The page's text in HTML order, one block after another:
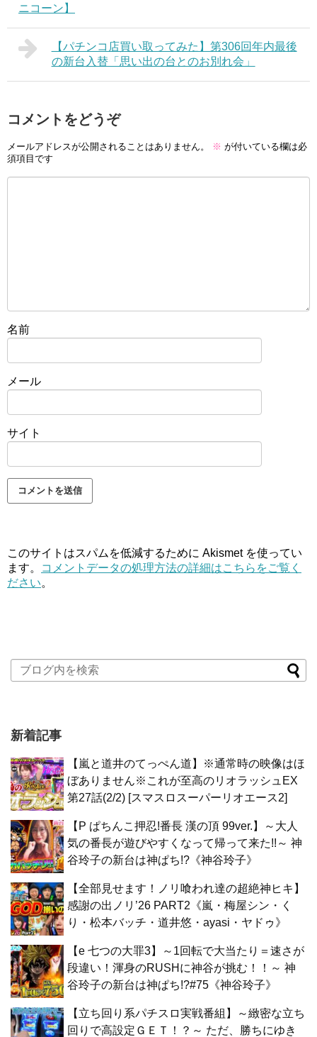
ニコーン】
【パチンコ店買い取ってみた】第306回年内最後
の新台入替「思い出の台とのお別れ会」
コメントをどうぞ
メールアドレスが公開されることはありません。 ※ が付いている欄は必
須項目です
名前
メール
サイト
このサイトはスパムを低減するために Akismet を使ってい
ます。
コメントデータの処理方法の詳細はこちらをご覧く
ださい。
新着記事
【嵐と道井のてっぺん道】※通常時の映像はほ
ぼありません※これが至高のリオラッシュEX
第27話(2/2) [スマスロスーパーリオエース2]
【P ぱちんこ押忍!番長 漢の頂 99ver.】～大人
気の番長が遊びやすくなって帰って来た!!～ 神
谷玲子の新台は神ぱち!?《神谷玲子》
【全部見せます！ノリ喰われ達の超絶神ヒキ】
感謝の出ノリ’26 PART2《嵐・梅屋シン・く
り・松本バッチ・道井悠・ayasi・ヤドゥ》
【e 七つの大罪3】～1回転で大当たり＝速さが
段違い！渾身のRUSHに神谷が挑む！！～ 神
谷玲子の新台は神ぱち!?#75《神谷玲子》
【立ち回り系パチスロ実戦番組】～緻密な立ち
回りで高設定ＧＥＴ！？～ ただ、勝ちにゆき